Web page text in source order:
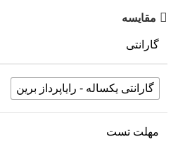
مقایسه
گارانتی
گارانتی یکساله - رایاپرداز برین
مهلت تست